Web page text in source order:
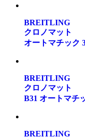
BREITLING
クロノマット
オートマチック
BREITLING
クロノマット
B31 オートマチ
BREITLING